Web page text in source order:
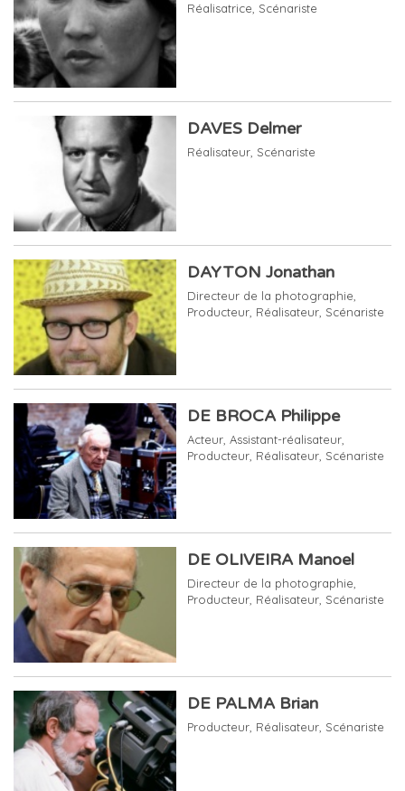
Réalisatrice Scénariste
DAVES Delmer
Réalisateur Scénariste
DAYTON Jonathan
Directeur de la photographie
Producteur Réalisateur Scénariste
DE BROCA Philippe
Acteur Assistant-réalisateur
Producteur Réalisateur Scénariste
DE OLIVEIRA Manoel
Directeur de la photographie
Producteur Réalisateur Scénariste
DE PALMA Brian
Producteur Réalisateur Scénariste